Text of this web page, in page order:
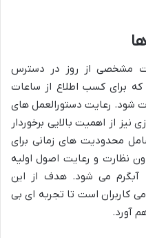
مشخصی از روز در دسترس
که برای کسب اطلاع از ساعات
شود. رعایت دستورالعمل های
نیز از اهمیت بالایی برخوردار
محدودیت های زمانی برای
نظارت و رعایت اصول اولیه
آبگرم می شود. هدف از این
کاربران است تا تجربه ای بی
آورد.